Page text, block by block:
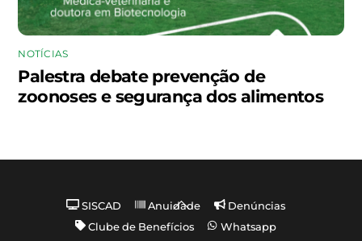
NOTÍCIAS
Palestra debate prevenção de
zoonoses e segurança dos alimentos
Back
To
SISCAD Anuidade
Denúncias
Clube de Benefícios
Whatsapp